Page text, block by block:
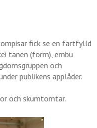
fick se en fartfylld
tanen (form), embu
och
publikens applåder.
och skumtomtar.